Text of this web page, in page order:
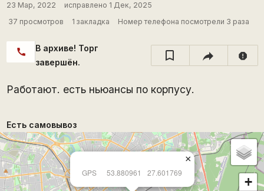
23 Мар, 2022
исправлено 1 Дек, 2025
37 просмотров
1 закладка Номер телефона посмотрели 3 раза
call
В архиве! Торг
завершён.
report
Работают. есть ньюансы по корпусу.
Есть самовывоз
GPS 53.880961 27.601769
×
+